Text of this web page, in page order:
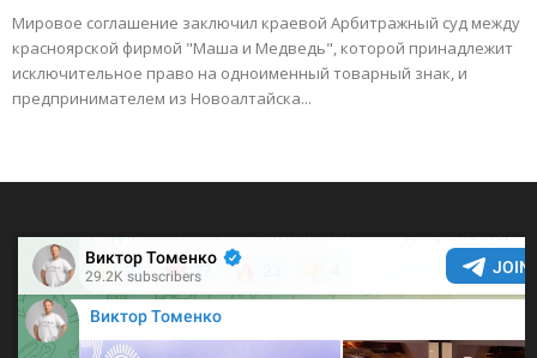
Мировое соглашение заключил краевой Арбитражный суд между
красноярской фирмой "Маша и Медведь", которой принадлежит
исключительное право на одноименный товарный знак, и
предпринимателем из Новоалтайска...